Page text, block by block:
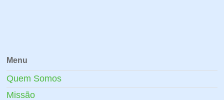
Menu
Quem Somos
Missão